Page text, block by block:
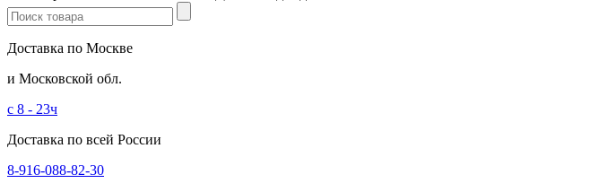
Доставка по Москве
и Московской обл.
с 8 - 23ч
Доставка по всей России
8-916-088-82-30